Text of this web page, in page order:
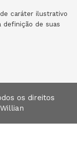
caráter ilustrativo
de suas
os direitos